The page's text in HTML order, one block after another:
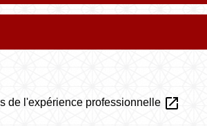
de l'expérience professionnelle open_in_new